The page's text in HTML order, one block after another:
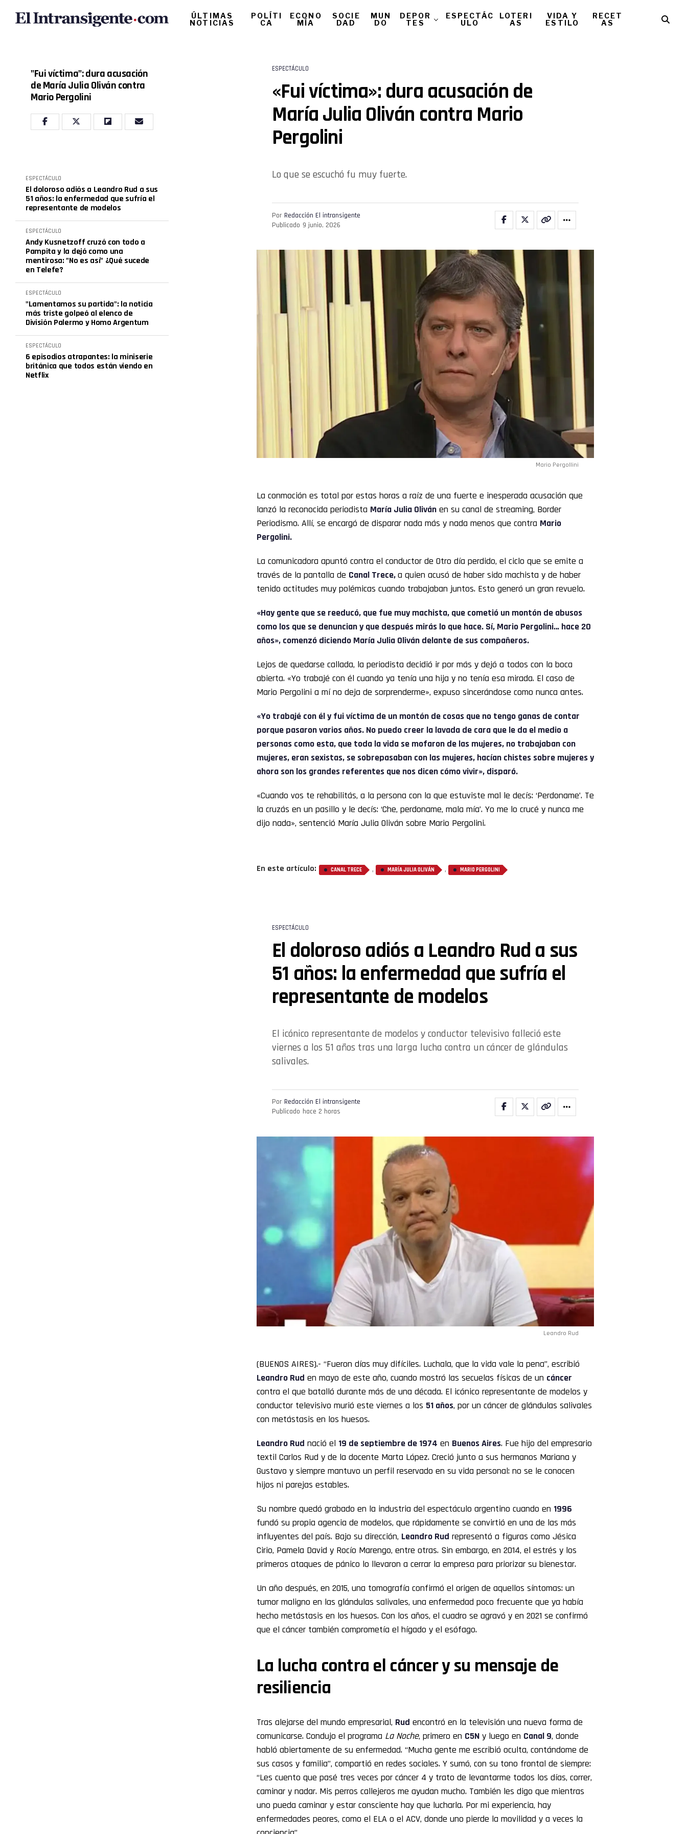
ÚLTIMAS
NOTICIAS
POLÍTI
CA
ECONO
MÍA
SOCIE
DAD
MUN
DO
DEPOR
TES
ESPECTÁC
ULO
LOTERI
AS
VIDA Y
ESTILO
RECET
AS
"Fui víctima": dura acusación
de María Julia Oliván contra
Mario Pergolini
ESPECTÁCULO
El doloroso adiós a Leandro Rud a sus
51 años: la enfermedad que sufría el
representante de modelos
ESPECTÁCULO
Andy Kusnetzoff cruzó con todo a
Pampita y la dejó como una
mentirosa: "No es así" ¿Qué sucede
en Telefe?
ESPECTÁCULO
"Lamentamos su partida": la noticia
más triste golpeó al elenco de
División Palermo y Homo Argentum
ESPECTÁCULO
6 episodios atrapantes: la miniserie
británica que todos están viendo en
Netflix
ESPECTÁCULO
«Fui víctima»: dura acusación de
María Julia Oliván contra Mario
Pergolini
Lo que se escuchó fu muy fuerte.
Por Redacción El intransigente
Publicado 9 junio, 2026
Mario Pergollini
La conmoción es total por estas horas a raíz de una fuerte e inesperada acusación que
lanzó la reconocida periodista María Julia Oliván en su canal de streaming, Border
Periodismo. Allí, se encargó de disparar nada más y nada menos que contra Mario
Pergolini.
La comunicadora apuntó contra el conductor de Otro día perdido, el ciclo que se emite a
través de la pantalla de Canal Trece,a quien acusó de haber sido machista y de haber
tenido actitudes muy polémicas cuando trabajaban juntos. Esto generó un gran revuelo.
«Hay gente que se reeducó, que fue muy machista, que cometió un montón de abusos
como los que se denuncian y que después mirás lo que hace. Sí, Mario Pergolini… hace 20
años», comenzó diciendo María Julia Oliván delante de sus compañeros.
Lejos de quedarse callada, la periodista decidió ir por más y dejó a todos con la boca
abierta. «Yo trabajé con él cuando ya tenía una hija y no tenía esa mirada. El caso de
Mario Pergolini a mí no deja de sorprenderme», expuso sincerándose como nunca antes.
«Yo trabajé con él y fui víctima de un montón de cosas que no tengo ganas de contar
porque pasaron varios años. No puedo creer la lavada de cara que le da el medio a
personas como esta, que toda la vida se mofaron de las mujeres, no trabajaban con
mujeres, eran sexistas, se sobrepasaban con las mujeres, hacían chistes sobre mujeres y
ahora son los grandes referentes que nos dicen cómo vivir», disparó.
«Cuando vos te rehabilitás, a la persona con la que estuviste mal le decís: ‘Perdoname’. Te
la cruzás en un pasillo y le decís: ‘Che, perdoname, mala mía’. Yo me lo crucé y nunca me
dijo nada», sentenció María Julia Oliván sobre Mario Pergolini.
En este artículo: CANAL TRECE , MARÍA JULIA OLIVÁN , MARIO PERGOLINI
ESPECTÁCULO
El doloroso adiós a Leandro Rud a sus
51 años: la enfermedad que sufría el
representante de modelos
El icónico representante de modelos y conductor televisivo falleció este
viernes a los 51 años tras una larga lucha contra un cáncer de glándulas
salivales.
Por Redacción El intransigente
Publicado hace 2 horas
Leandro Rud
(BUENOS AIRES).- “Fueron días muy difíciles. Luchala, que la vida vale la pena”, escribió
Leandro Rud en mayo de este año, cuando mostró las secuelas físicas de un cáncer
contra el que batalló durante más de una década. El icónico representante de modelos y
conductor televisivo murió este viernes a los 51 años, por un cáncer de glándulas salivales
con metástasis en los huesos.
Leandro Rud nació el 19 de septiembre de 1974 en Buenos Aires. Fue hijo del empresario
textil Carlos Rud y de la docente Marta López. Creció junto a sus hermanos Mariana y
Gustavo y siempre mantuvo un perfil reservado en su vida personal: no se le conocen
hijos ni parejas estables.
Su nombre quedó grabado en la industria del espectáculo argentino cuando en 1996
fundó su propia agencia de modelos, que rápidamente se convirtió en una de las más
influyentes del país. Bajo su dirección, Leandro Rud representó a figuras como Jésica
Cirio, Pamela David y Rocío Marengo, entre otras. Sin embargo, en 2014, el estrés y los
primeros ataques de pánico lo llevaron a cerrar la empresa para priorizar su bienestar.
Un año después, en 2015, una tomografía confirmó el origen de aquellos síntomas: un
tumor maligno en las glándulas salivales, una enfermedad poco frecuente que ya había
hecho metástasis en los huesos. Con los años, el cuadro se agravó y en 2021 se confirmó
que el cáncer también comprometía el hígado y el esófago.
La lucha contra el cáncer y su mensaje de
resiliencia
Tras alejarse del mundo empresarial, Rud encontró en la televisión una nueva forma de
comunicarse. Condujo el programa La Noche, primero en C5N y luego en Canal 9, donde
habló abiertamente de su enfermedad. “Mucha gente me escribió oculta, contándome de
sus casos y familia”, compartió en redes sociales. Y sumó, con su tono frontal de siempre:
“Les cuento que pasé tres veces por cáncer 4 y trato de levantarme todos los días, correr,
caminar y nadar. Mis perros callejeros me ayudan mucho. También les digo que mientras
uno pueda caminar y estar consciente hay que lucharla. Por mi experiencia, hay
enfermedades peores, como el ELA o el ACV, donde uno pierde la movilidad y a veces la